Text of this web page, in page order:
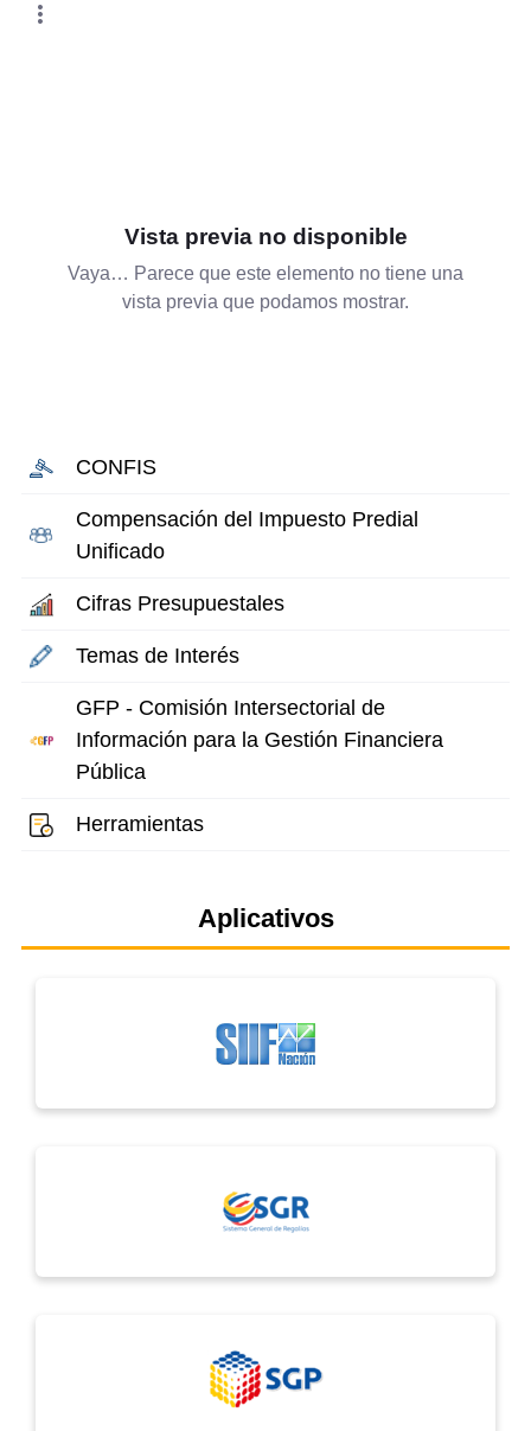
Vista previa no disponible
Vaya… Parece que este elemento no tiene una
vista previa que podamos mostrar.
CONFIS
Compensación del Impuesto Predial
Unificado
Cifras Presupuestales
Temas de Interés
GFP - Comisión Intersectorial de
Información para la Gestión Financiera
Pública
Herramientas
Aplicativos